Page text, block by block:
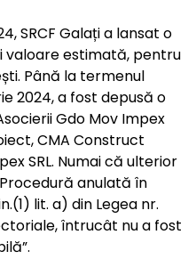
SRCF Galați a lansat o
valoare estimată, pentru
Până la termenul
2024, a fost depusă o
Gdo Mov Impex
CMA Construct
SRL. Numai că ulterior
anulată în
lit. a) din Legea nr.
întrucât nu a fost